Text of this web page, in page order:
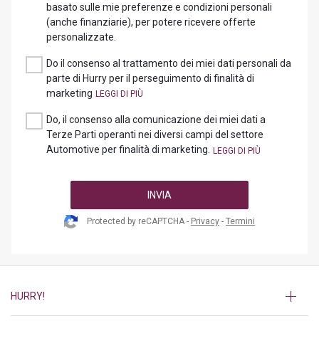
basato sulle mie preferenze e condizioni personali
(anche finanziarie), per potere ricevere offerte
personalizzate.
Do il consenso al trattamento dei miei dati personali da
parte di Hurry per il perseguimento di finalità di
marketing
Do, il consenso alla comunicazione dei miei dati a
Terze Parti operanti nei diversi campi del settore
Automotive per finalità di marketing.
INVIA
Protected by reCAPTCHA - Privacy - Termini
HURRY!